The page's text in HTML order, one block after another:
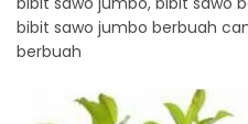
bibit sawo jumbo berbuah
berbuah